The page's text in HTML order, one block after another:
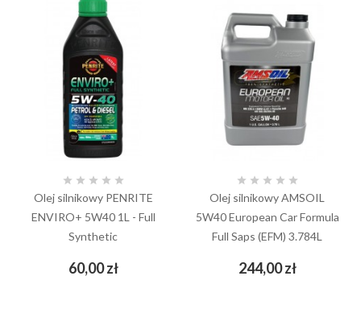
    
Olej silnikowy PENRITE
ENVIRO+ 5W40 1L - Full
Synthetic
60,00 złCena
    
Olej silnikowy AMSOIL
5W40 European Car Formula
Full Saps (EFM) 3.784L
244,00 złCena